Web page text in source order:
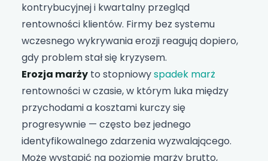
kontrybucyjnej i kwartalny przegląd
rentowności klientów. Firmy bez systemu
wczesnego wykrywania erozji reagują dopiero,
gdy problem stał się kryzysem.
Erozja marży to stopniowyspadek marż
rentowności w czasie, w którym luka między
przychodami a kosztami kurczy się
progresywnie — często bez jednego
identyfikowalnego zdarzenia wyzwalającego.
Może wystąpić na poziomie marży brutto,